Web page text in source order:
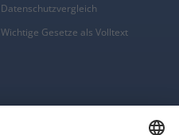
Datenschutzvergleich
Wichtige Gesetze als Volltext
Gruppe